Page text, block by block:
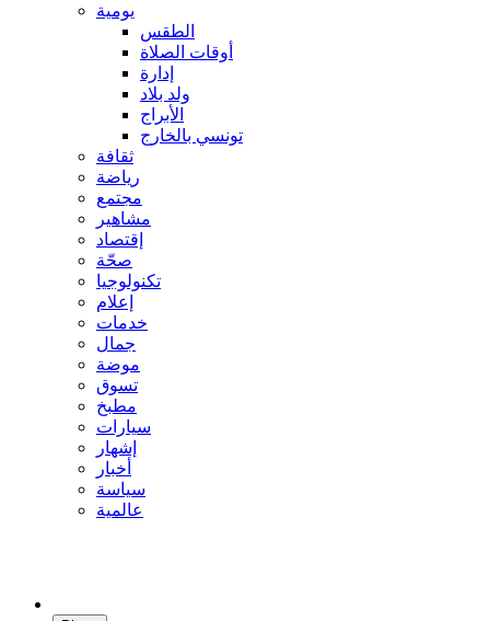
يومية
الطقس
أوقات الصلاة
إدارة
ولد بلاد
الأبراج
تونسي بالخارج
ثقافة
رياضة
مجتمع
مشاهير
إقتصاد
صحّة
تكنولوجيا
إعلام
خدمات
جمال
موضة
تسوق
مطبخ
سيارات
إشهار
أخبار
سياسة
عالمية